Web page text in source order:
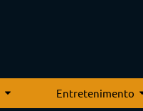
Entretenimento